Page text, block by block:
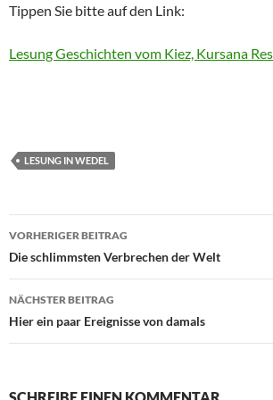
Tippen Sie bitte auf den Link:
Lesung Geschichten vom Kiez, Kursana
LESUNG IN WEDEL
Beitragsnavigation
VORHERIGER BEITRAG
Die schlimmsten Verbrechen der Welt
NÄCHSTER BEITRAG
Hier ein paar Ereignisse von damals
SCHREIBE EINEN KOMMENTAR